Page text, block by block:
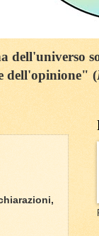
dell'universo
dell'opinione" (